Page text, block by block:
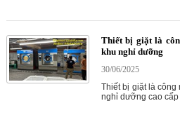
Thiết bị giặt là
khu nghỉ dưỡng
30/06/2025
Thiết bị giặt là công
nghỉ dưỡng cao